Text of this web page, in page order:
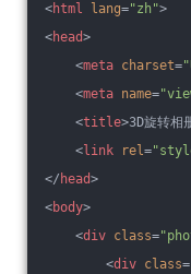
<html lang="zh">
<head>
<meta charset=
<meta name=
<title>3D旋转相
<link rel=
</ head>
<body>
<div class=
<div class=